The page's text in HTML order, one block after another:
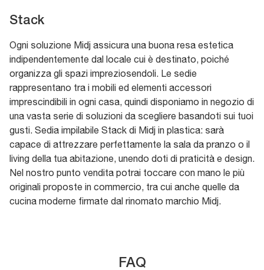
Stack
Ogni soluzione Midj assicura una buona resa estetica
indipendentemente dal locale cui è destinato, poiché
organizza gli spazi impreziosendoli. Le sedie
rappresentano tra i mobili ed elementi accessori
imprescindibili in ogni casa, quindi disponiamo in negozio di
una vasta serie di soluzioni da scegliere basandoti sui tuoi
gusti. Sedia impilabile Stack di Midj in plastica: sarà
capace di attrezzare perfettamente la sala da pranzo o il
living della tua abitazione, unendo doti di praticità e design.
Nel nostro punto vendita potrai toccare con mano le più
originali proposte in commercio, tra cui anche quelle da
cucina moderne firmate dal rinomato marchio Midj.
FAQ